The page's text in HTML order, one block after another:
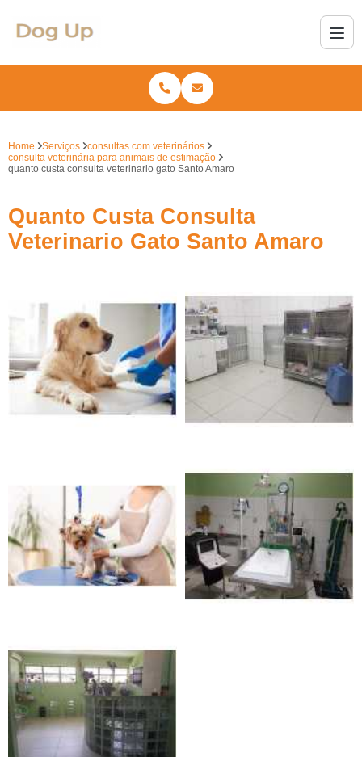
Home Serviços
consultas com veterinários
consulta veterinária para animais de estimação
quanto custa consulta veterinario gato Santo Amaro
Quanto Custa Consulta
Veterinario Gato Santo Amaro